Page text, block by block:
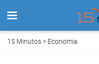
15 Minutos> Economia